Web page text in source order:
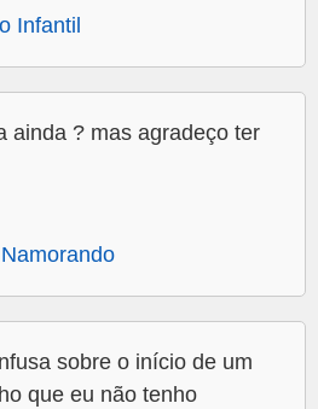
Infantil
ainda ? mas agradeço ter
sobre o início de um
que eu não tenho